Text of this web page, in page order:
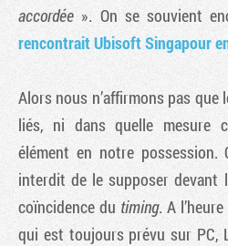
accordée ». On se souvient
rencontrait Ubisoft Singapour
Alors nous n’affirmons pas que
liés, ni dans quelle mesure
élément en notre possession.
interdit de le supposer devant
coïncidence du timing. A
qui est toujours prévu sur PC,